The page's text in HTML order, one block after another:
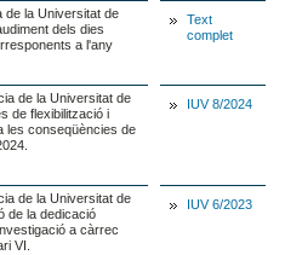
de la Universitat de
dels dies
a l'any
Text
complet
de la Universitat de
de flexibilització i
les conseqüències de
IUV 8/2024
de la Universitat de
de la dedicació
a càrrec
VI.
IUV 6/2023